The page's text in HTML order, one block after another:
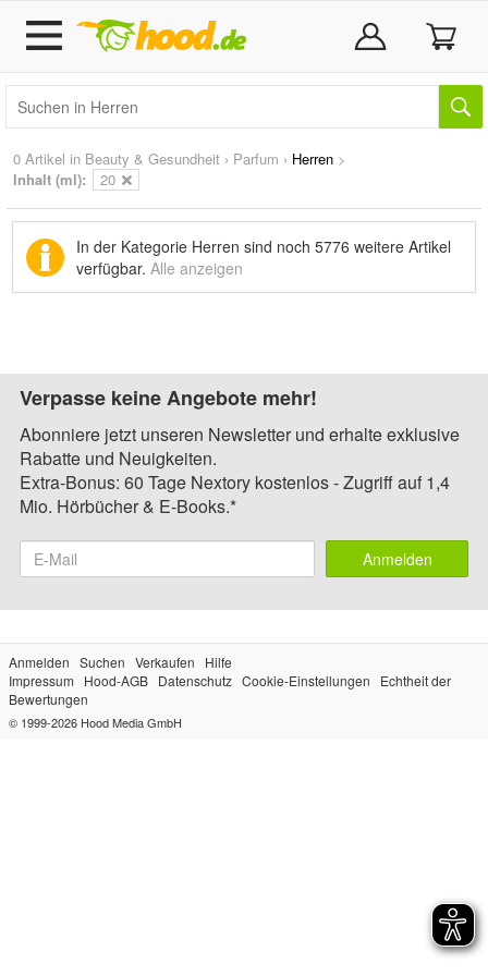
0 Artikel in Beauty & Gesundheit › Parfum › Herren >
Inhalt (ml):
20
In der Kategorie Herren sind noch 5776 weitere Artikel
verfügbar. Alle anzeigen
Verpasse keine Angebote mehr!
Abonniere jetzt unseren Newsletter und erhalte exklusive
Rabatte und Neuigkeiten.
Extra-Bonus: 60 Tage Nextory kostenlos - Zugriff auf 1,4
Mio. Hörbücher & E-Books.*
Anmelden
Anmelden Suchen Verkaufen
Hilfe
Impressum
Hood-AGB Datenschutz Cookie-Einstellungen
Echtheit der
Bewertungen
© 1999-2026 Hood Media GmbH